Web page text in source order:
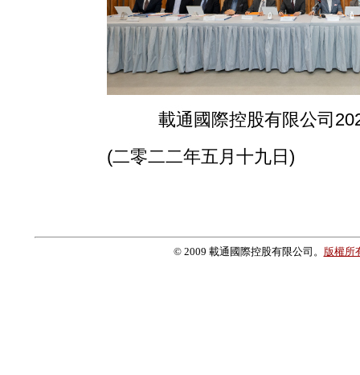
載通國際控股有限公司
(二零二二年五月十九日)
© 2009 載通國際控股有限公司。 版權所